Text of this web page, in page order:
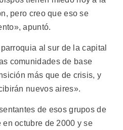
pero creo que eso se
apuntó.
al sur de la capital
comunidades de base
más que de crisis, y
nuevos aires».
de esos grupos de
en octubre de 2000 y se